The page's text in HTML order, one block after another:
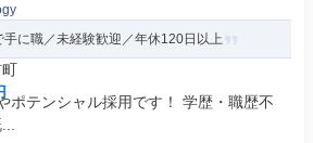
に職／未経験歓迎／年休120日以上
ポテンシャル採用です！ 学歴・職歴不